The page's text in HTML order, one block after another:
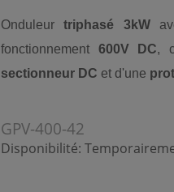
Onduleurtriphasé 3kW
fonctionnement 600V DC,
sectionneur DC et d'une
GPV-400-42
Disponibilité: